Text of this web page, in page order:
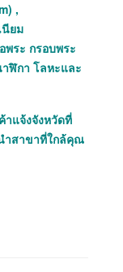
,
นียม
พระ กรอบพระ
ฬิกา โลหะและ
แจ้งจังหวัดที่
ำสาขาที่ใกล้คุณ